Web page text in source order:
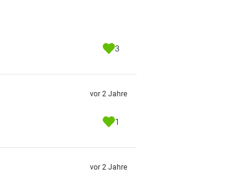
3
vor 2 Jahre
1
vor 2 Jahre